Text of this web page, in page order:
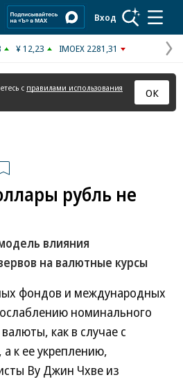
Вход
¥ 12,23 IMOEX 2281,31
с правилами использования
ОК
рубль не
влияния
на валютные курсы
фондов и международных
номинального
как в случае с
к ее укреплению,
Ву Джин Чхве из